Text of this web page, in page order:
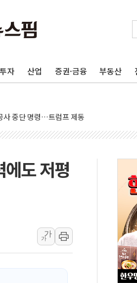
자 산업 증권·금융 부동산
…"26일까지 의혹 소명" 요구
연준 금리 인상 가능성 낮아지며 상승…
위협정' 체결… 이스라엘·이란 위협에 맞
토…"이르면 다음 주"
최근 1주일 이상 '올스톱'… 美 해상봉쇄 영
장은 "또 개입했나" 촉각
금리 인상 우려 후퇴…나스닥 선물 1%대
'쇼크'…9월 금리 인상 기대 후퇴
라시안·클라우드플레어·태양광주↑ VS 트
달리 워시엔 톤 낮춰
내정설...포항시 '시끌'
100년 밑거름…수도권 집중 완화 전환점"
2차 회의' 주재… "전폭적 공급 확대·속도
도 저평
가
가